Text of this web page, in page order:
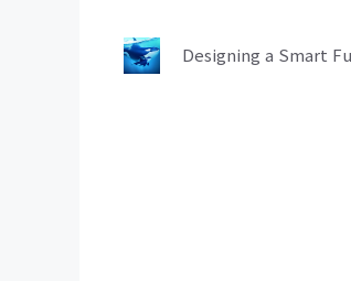
Designing a Smart